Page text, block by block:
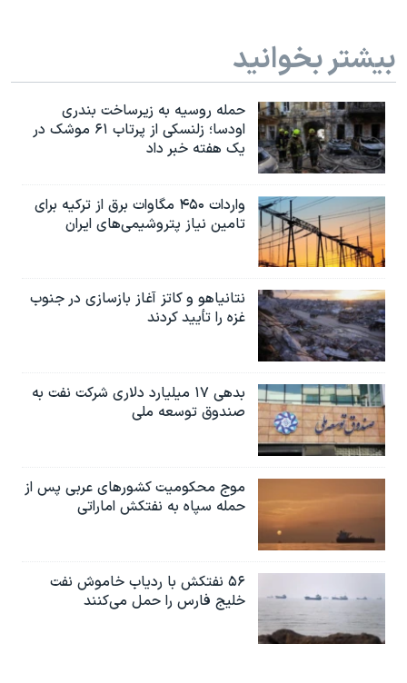
بیشتر بخوانید
حمله روسیه به زیرساخت بندری
اودسا؛ زلنسکی از پرتاب ۶۱ موشک در
یک هفته خبر داد
واردات ۴۵۰ مگاوات برق از ترکیه برای
تامین نیاز پتروشیمی‌های ایران
نتانیاهو و کاتز آغاز بازسازی در جنوب
غزه را تأیید کردند
بدهی ۱۷ میلیارد دلاری شرکت نفت به
صندوق توسعه ملی
موج محکومیت کشورهای عربی پس از
حمله سپاه به نفتکش اماراتی
۵۶ نفتکش با ردیاب خاموش نفت
خلیج فارس را حمل می‌کنند